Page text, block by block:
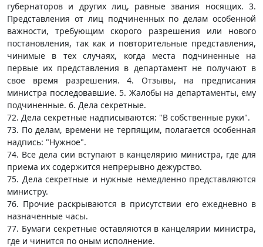
губернаторов и других лиц, равные звания носящих. 3.
Представления от лиц подчиненных по делам особенной
важности, требующим скорого разрешения или нового
постановления, так как и повторительные представления,
чинимые в тех случаях, когда места подчиненные на
первые их представления в департамент не получают в
свое время разрешения. 4. Отзывы, на предписания
министра последовавшие. 5. Жалобы на департаменты, ему
подчиненные. 6. Дела секретные.
72. Дела секретные надписываются: "В собственные руки".
73. По делам, времени не терпящим, полагается особенная
надпись: "Нужное".
74. Все дела сии вступают в канцелярию министра, где для
приема их содержится непрерывно дежурство.
75. Дела секретные и нужные немедленно представляются
министру.
76. Прочие раскрываются в присутствии его ежедневно в
назначенные часы.
77. Бумаги секретные оставляются в канцелярии министра,
где и чинится по оным исполнение.